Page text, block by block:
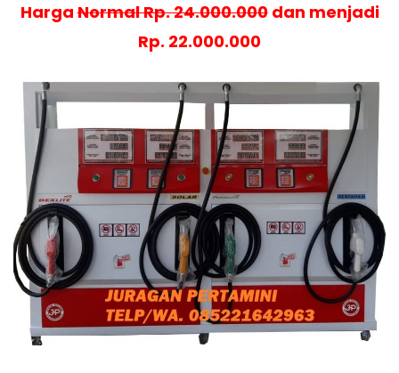
HargaNormal Rp. 24.000.000dan menjadi
Rp. 22.000.000